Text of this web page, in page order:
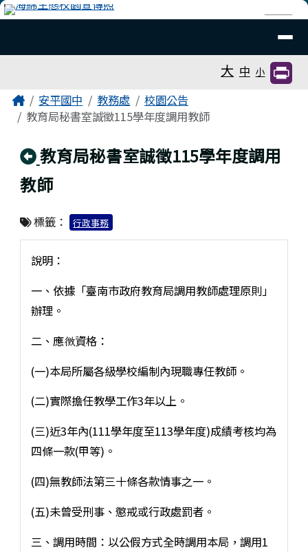
跳至主內容區
臺南市安平國中全球資訊網
大 中 小
主內容區域
Home安平國中 教務處
校園公告
教育局秘書室誠徵115學年度調用教師
回上頁
教育局秘書室誠徵115學年度調用
教師
標籤： 行政事務
說明：
一、依據「臺南市政府教育局調用教師處理原則」
辦理。
二、應徴資格：
(一)本局所屬各級學校編制內現職專任教師。
(二)實際擔任教學工作3年以上。
(三)近3年內(111學年度至113學年度)成績考核均為
四條一款(甲等)。
(四)無教師法第三十條各款情事之一。
(五)未曾受刑事、懲戒或行政處罰者。
三、調用時間：以公假方式全時調用本局，調用1
頁尾區域